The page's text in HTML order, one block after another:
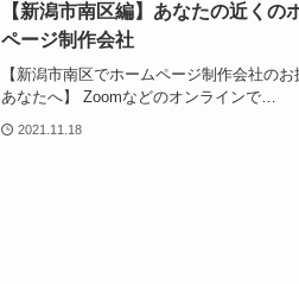
【新潟市南区編】あなたの近くの
ページ制作会社
【新潟市南区でホームページ制作会社のお
あなたへ】 Zoomなどのオンラインで…
2021.11.18